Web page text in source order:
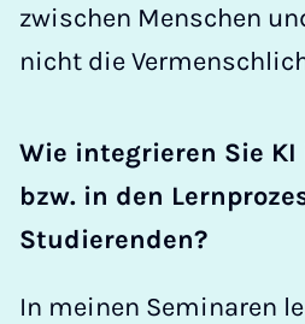
zwischen Menschen
nicht die
Wie integrieren Sie
bzw. in den
Studierenden?
In meinen Seminaren